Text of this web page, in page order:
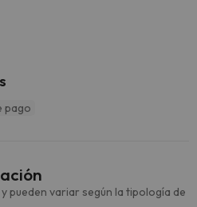
pago
pueden variar según la tipología de